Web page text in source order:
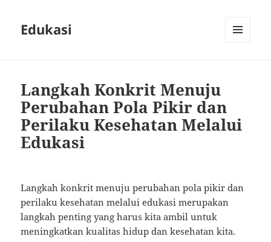
Edukasi
Langkah Konkrit Menuju
Perubahan Pola Pikir dan
Perilaku Kesehatan Melalui
Edukasi
Langkah konkrit menuju perubahan pola pikir dan
perilaku kesehatan melalui edukasi merupakan
langkah penting yang harus kita ambil untuk
meningkatkan kualitas hidup dan kesehatan kita.